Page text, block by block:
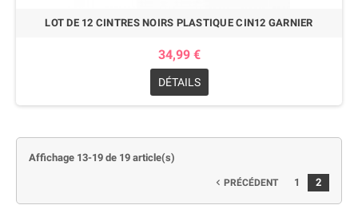
LOT DE 12 CINTRES NOIRS PLASTIQUE CIN12 GARNIER
34,99 €
DÉTAILS
Affichage 13-19 de 19 article(s)
 PRÉCÉDENT 1 2